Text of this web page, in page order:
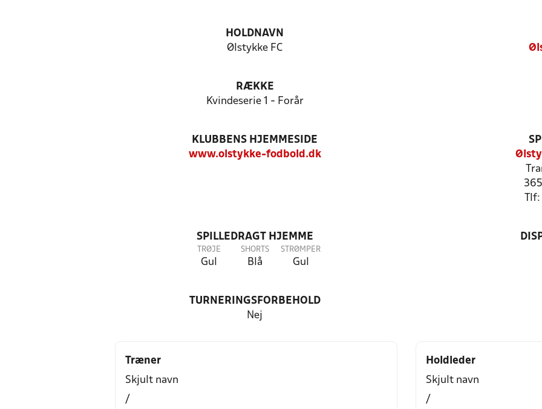
HOLDNAVN
Ølstykke FC
RÆKKE
Kvindeserie 1 - Forår
KLUBBENS HJEMMESIDE
www.olstykke-fodbold.dk
SPILLEDRAGT HJEMME
TRØJE
Gul
SHORTS
Blå
STRØMPER
Gul
TURNERINGSFORBEHOLD
Nej
Træner
Skjult navn
/
Holdleder
Skjult navn
/